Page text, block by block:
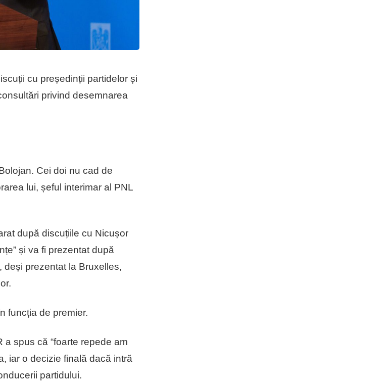
cu președinții partidelor și
privind desemnarea
Cei doi nu cad de
lui, șeful interimar al PNL
după discuțiile cu Nicușor
și va fi prezentat după
prezentat la Bruxelles,
funcția de premier.
spus că “foarte repede am
iar o decizie finală dacă intră
partidului.